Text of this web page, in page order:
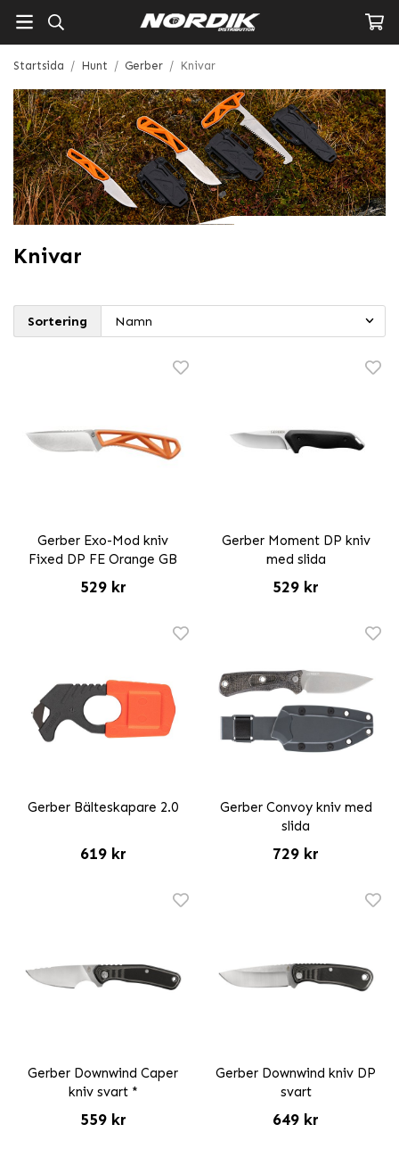
Startsida / Hunt / Gerber / Knivar
Knivar
Sortering
Gerber Exo-Mod kniv
Fixed DP FE Orange GB
529 kr
Gerber Moment DP kniv
med slida
529 kr
Gerber Bälteskapare 2.0
619 kr
Gerber Convoy kniv med
slida
729 kr
Gerber Downwind Caper
kniv svart *
559 kr
Gerber Downwind kniv DP
svart
649 kr